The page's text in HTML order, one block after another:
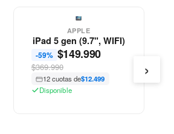
APPLE
iPad 5 gen (9.7", WIFI)
-59% $149.990
$369.990
12 cuotas de$12.499
Disponible
›